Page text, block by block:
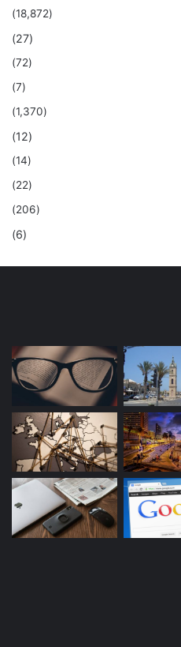
(18,872)
(27)
(72)
(7)
(1,370)
(12)
(14)
(22)
(206)
(6)